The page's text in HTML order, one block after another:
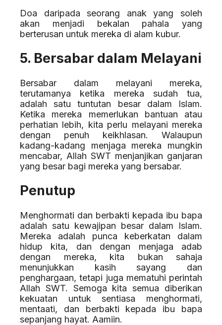
Doa daripada seorang anak yang soleh
akan menjadi bekalan pahala yang
berterusan untuk mereka di alam kubur.
5. Bersabar dalam Melayani
Bersabar dalam melayani mereka,
terutamanya ketika mereka sudah tua,
adalah satu tuntutan besar dalam Islam.
Ketika mereka memerlukan bantuan atau
perhatian lebih, kita perlu melayani mereka
dengan penuh keikhlasan. Walaupun
kadang-kadang menjaga mereka mungkin
mencabar, Allah SWT menjanjikan ganjaran
yang besar bagi mereka yang bersabar.
Penutup
Menghormati dan berbakti kepada ibu bapa
adalah satu kewajipan besar dalam Islam.
Mereka adalah punca keberkatan dalam
hidup kita, dan dengan menjaga adab
dengan mereka, kita bukan sahaja
menunjukkan kasih sayang dan
penghargaan, tetapi juga mematuhi perintah
Allah SWT. Semoga kita semua diberikan
kekuatan untuk sentiasa menghormati,
mentaati, dan berbakti kepada ibu bapa
sepanjang hayat. Aamiin.